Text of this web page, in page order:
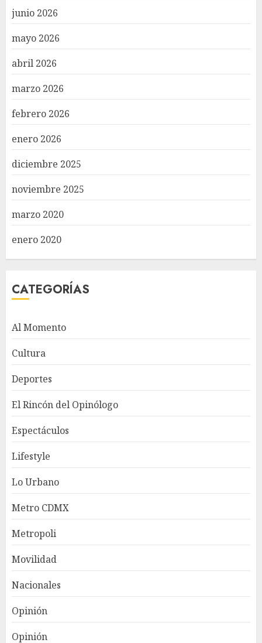
junio 2026
mayo 2026
abril 2026
marzo 2026
febrero 2026
enero 2026
diciembre 2025
noviembre 2025
marzo 2020
enero 2020
CATEGORÍAS
Al Momento
Cultura
Deportes
El Rincón del Opinólogo
Espectáculos
Lifestyle
Lo Urbano
Metro CDMX
Metropoli
Movilidad
Nacionales
Opinión
Opinión